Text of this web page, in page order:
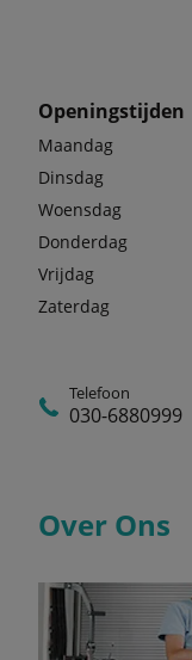
Openingstijden
Maandag
Dinsdag
Woensdag
Donderdag
Vrijdag
Zaterdag
Telefoon
030-6880999
Over Ons